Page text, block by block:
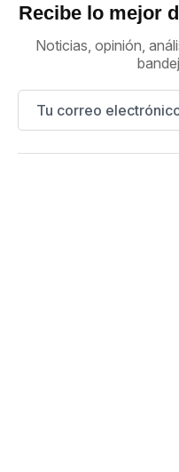
Recibe lo mejor
Noticias, opinión,